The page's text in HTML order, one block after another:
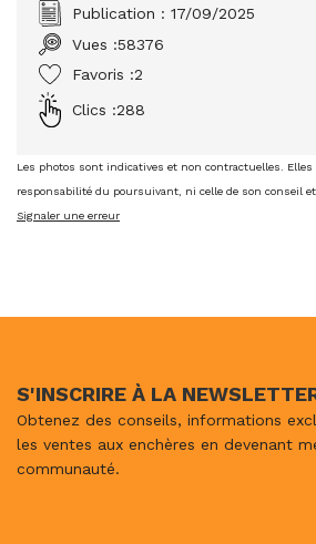
Publication : 17/09/2025
Vues :58376
Favoris :2
Clics :288
Les photos sont indicatives et non contractuelles. Elles
responsabilité du poursuivant, ni celle de son conseil
Signaler une erreur
S'INSCRIRE À LA
Obtenez des conseils, informations
les ventes aux enchères en devenant
communauté.